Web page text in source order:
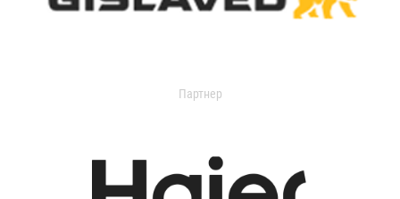
Партнер